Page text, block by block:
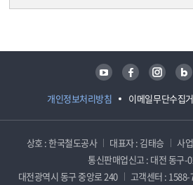
개인정보처리방침 이메일무단수집
유튜브 페이스북 인스타그램 블로그
상호 : 한국철도공사 대표자 : 김태승
사
통신판매업신고 : 대전 동구-
대전광역시 동구 중앙로 240
고객센터 :